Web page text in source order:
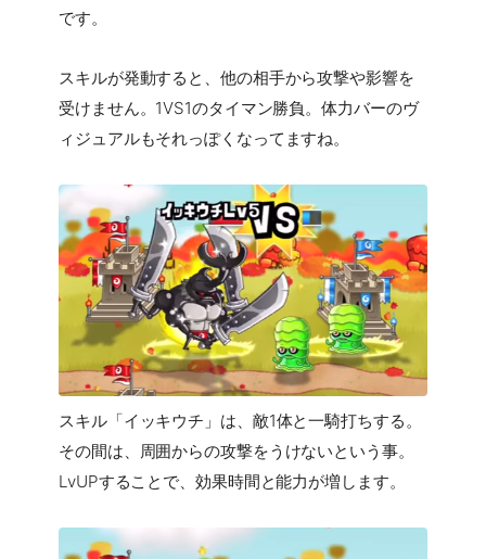
です。
スキルが発動すると、他の相手から攻撃や影響を
受けません。1VS1のタイマン勝負。体力バーのヴ
ィジュアルもそれっぽくなってますね。
スキル「イッキウチ」は、敵1体と一騎打ちする。
その間は、周囲からの攻撃をうけないという事。
LvUPすることで、効果時間と能力が増します。